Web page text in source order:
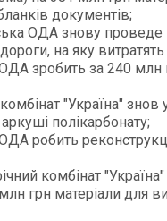
документів;
ОДА знову проведе
на яку
зробить за 240 млн
"Україна"
полікарбонату;
робить
комбінат
грн матеріали для